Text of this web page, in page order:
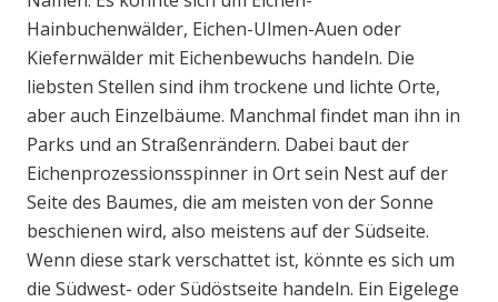
Hainbuchenwälder, Eichen-Ulmen-Auen oder
Kiefernwälder mit Eichenbewuchs handeln. Die
liebsten Stellen sind ihm trockene und lichte Orte,
aber auch Einzelbäume. Manchmal findet man ihn in
Parks und an Straßenrändern. Dabei baut der
Eichenprozessionsspinner in Ort sein Nest auf der
Seite des Baumes, die am meisten von der Sonne
beschienen wird, also meistens auf der Südseite.
Wenn diese stark verschattet ist, könnte es sich um
die Südwest- oder Südöstseite handeln. Ein Eigelege